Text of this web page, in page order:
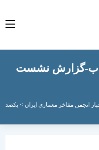
گزارش نشست
مفاخر معماری ایران > یکصد معمار،